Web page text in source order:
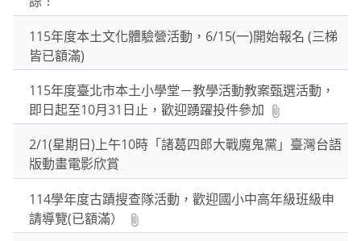
Enter
115年度本土文化體驗營活動，6/15(一)開始報名 (三梯
皆已額滿)
115年度臺北市本土小學堂－教學活動教案甄選活動，
即日起至10月31日止，歡迎踴躍投件參加
2/1(星期日)上午10時「諸葛四郎大戰魔鬼黨」臺灣台語
版動畫電影欣賞
114學年度古蹟搜查隊活動，歡迎國小中高年級班級申
請導覽(已額滿）